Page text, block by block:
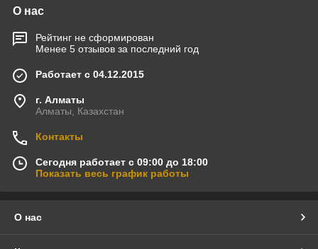
О нас
Рейтинг не сформирован
Менее 5 отзывов за последний год
Работает с 04.12.2015
г. Алматы
Алматы, Казахстан
Контакты
Сегодня работает с 09:00 до 18:00
Показать весь график работы
О нас